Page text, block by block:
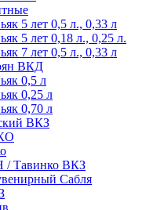
5 лет 0,5 л., 0,33 л
5 лет 0,18 л., 0,25 л.
7 лет 0,5 л., 0,33 л
ВКД
0,5 л
0,25 л
0,70 л
ВКЗ
Тавинко ВКЗ
Сабля